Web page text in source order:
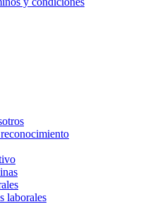
laborales